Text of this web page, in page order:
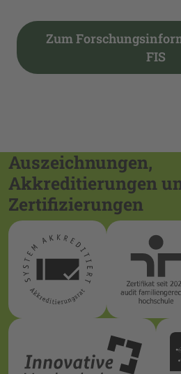
Zum
FIS
Auszeichnungen,
Akkreditierungen
Zertifizierungen